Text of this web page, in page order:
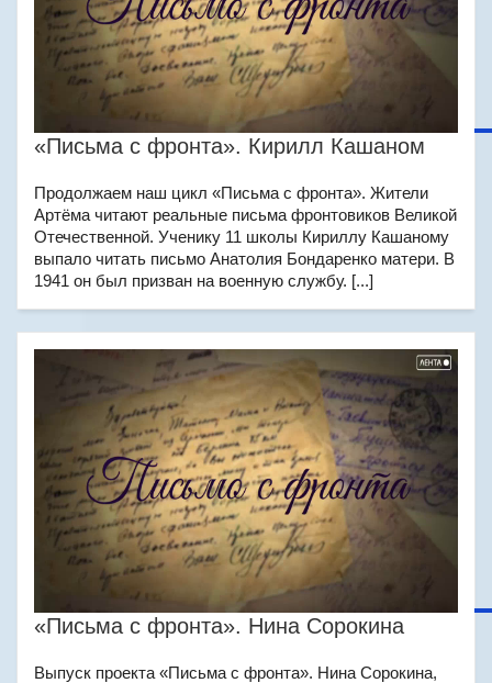
«Письма с фронта». Кирилл Кашаном
Продолжаем наш цикл «Письма с фронта». Жители
Артёма читают реальные письма фронтовиков Великой
Отечественной. Ученику 11 школы Кириллу Кашаному
выпало читать письмо Анатолия Бондаренко матери. В
1941 он был призван на военную службу. [...]
«Письма с фронта». Нина Сорокина
Выпуск проекта «Письма с фронта». Нина Сорокина,